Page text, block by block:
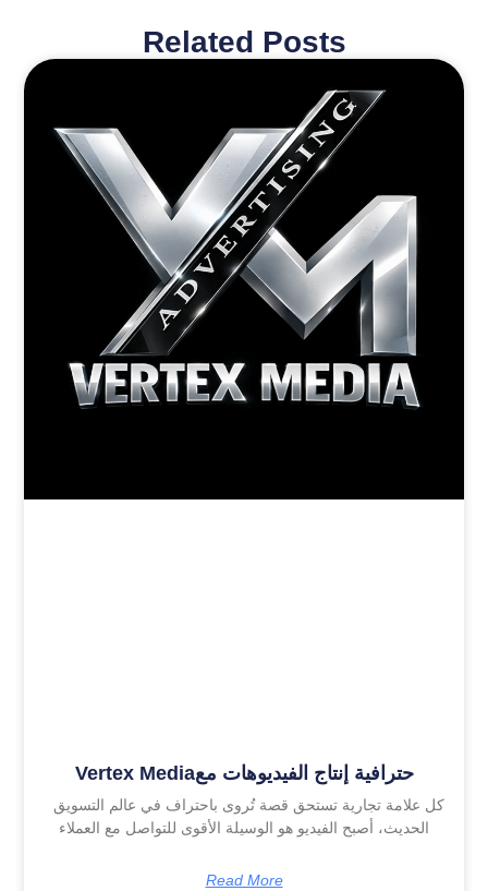
Related Posts
Vertex Mediaحترافية إنتاج الفيديوهات مع
الحديث، أصبح الفيديو هو الوسيلة الأقوى للتواصل مع العملاء
Read More